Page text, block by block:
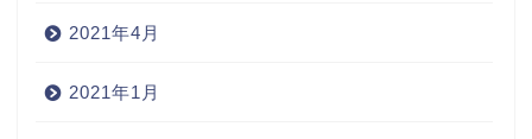
2021年4月
2021年1月